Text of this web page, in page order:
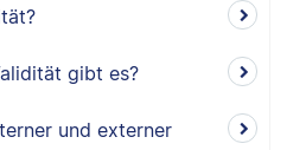
gibt es?
und externer